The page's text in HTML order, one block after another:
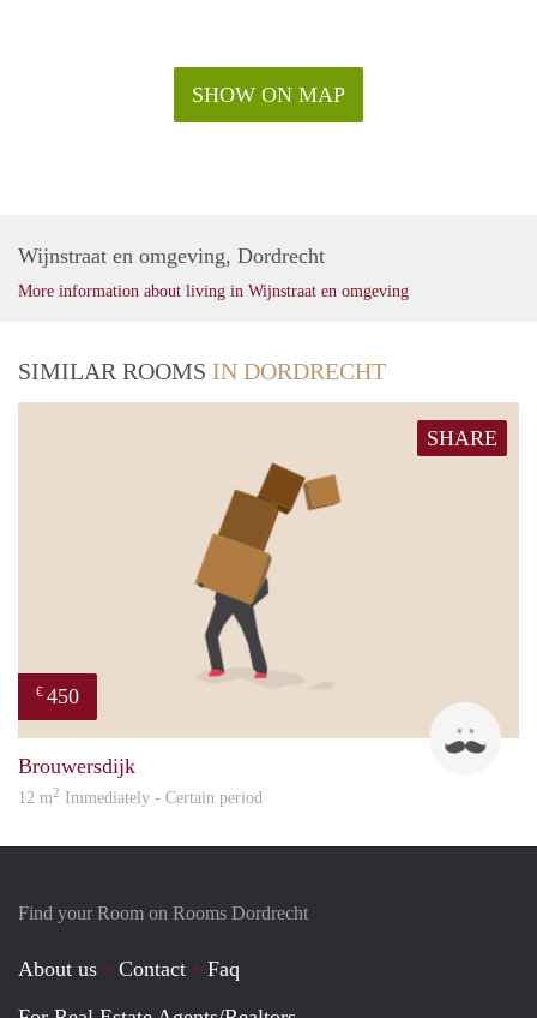
SHOW ON MAP
Wijnstraat en omgeving, Dordrecht
More information about living in Wijnstraat en omgeving
SIMILAR ROOMS IN DORDRECHT
SHARE
€ 450
Brouwersdijk
12 m2 Immediately - Certain period
Find your Room on Rooms Dordrecht
About us Contact
Faq